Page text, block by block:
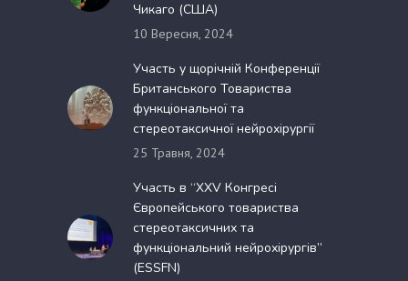
Чикаго (США)
10 Вересня, 2024
Участь у щорічній Конференції
Британського Товариства
функціональної та
стереотаксичної нейрохірургії
25 Травня, 2024
Участь в “XXV Конгресі
Європейського товариства
стереотаксичних та
функціональний нейрохірургів”
(ESSFN)